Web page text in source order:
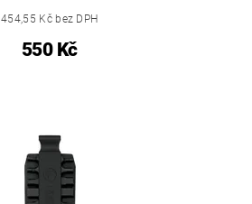
454,55 Kč bez DPH
550 Kč